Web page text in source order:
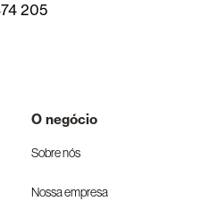
205
O negócio
Sobre nós
Nossa empresa